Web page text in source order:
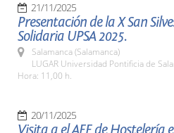
21/11/2025
Presentación de la X San
Solidaria UPSA 2025.
Salamanca (Salamanca)
LUGAR Universidad Pontificia de
Hora: 11,00 h.
20/11/2025